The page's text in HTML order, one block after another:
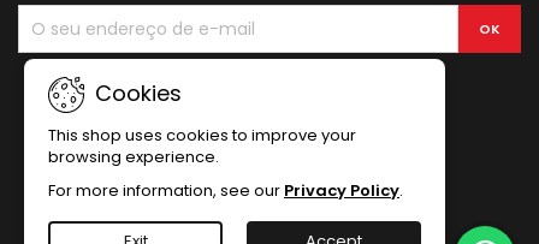
Cookies
This shop uses cookies to improve your
browsing experience.
For more information, see our Privacy Policy.